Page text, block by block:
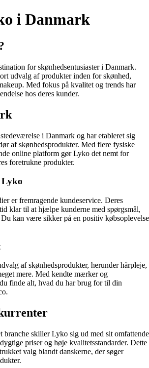
i Danmark
for skønhedsentusiaster i Danmark.
udvalg af produkter inden for skønhed,
Med fokus på kvalitet og trends har
hos deres kunder.
i Danmark og har etableret sig
af skønhedsprodukter. Med flere fysiske
online platform gør Lyko det nemt for
foretrukne produkter.
Lyko
er fremragende kundeservice. Deres
klar til at hjælpe kunderne med spørgsmål,
kan være sikker på en positiv købsoplevelse
af skønhedsprodukter, herunder hårpleje,
mere. Med kendte mærker og
finde alt, hvad du har brug for til din
branche skiller Lyko sig ud med sit omfattende
priser og høje kvalitetsstandarder. Dette
valg blandt danskerne, der søger